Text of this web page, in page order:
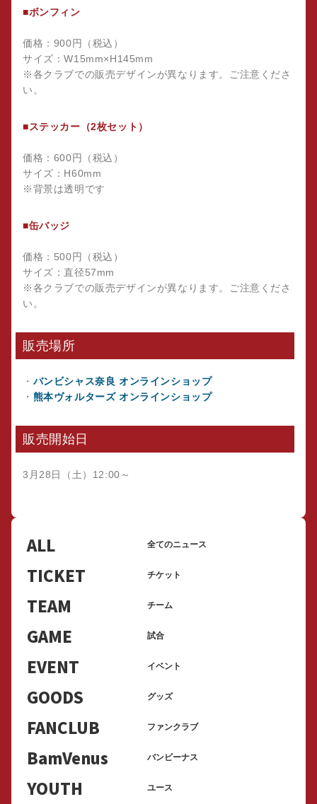
■ボンフィン
価格：900円（税込）
サイズ：W15mm×H145mm
※各クラブでの販売デザインが異なります。ご注意くださ
い。
■ステッカー（2枚セット）
価格：600円（税込）
サイズ：H60mm
※背景は透明です
■缶バッジ
価格：500円（税込）
サイズ：直径57mm
※各クラブでの販売デザインが異なります。ご注意くださ
い。
販売場所
・ バンビシャス奈良 オンラインショップ
・ 熊本ヴォルターズ オンラインショップ
販売開始日
3月28日（土）12:00～
ALL 全てのニュース
TICKET チケット
TEAM チーム
GAME 試合
EVENT イベント
GOODS グッズ
FANCLUB ファンクラブ
BamVenus バンビーナス
YOUTH ユース